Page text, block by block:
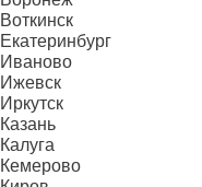
Воткинск
Екатеринбург
Иваново
Ижевск
Иркутск
Казань
Калуга
Кемерово